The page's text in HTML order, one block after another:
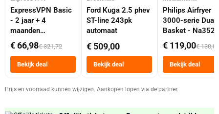
ExpressVPN Basic
- 2 jaar + 4
maanden
abonnement
€ 66,98€ 321,72
Bekijk deal
Ford Kuga 2.5 phev
ST-line 243pk
automaat
€ 509,00
Bekijk deal
Philips Airfryer
3000-serie Dual
Basket -
Dubbele Mand 9
Tot 6 Personen
Heteluchtfriteuse
Zwart
€ 119,00€ 130,00
Bekijk deal
Prijs en voorraad kunnen wijzigen. Aankopen lopen via de partner.